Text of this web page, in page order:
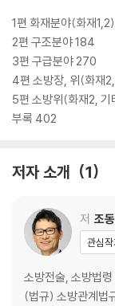
1편 화재분야(화재
2편 구조분야 184
3편 구급분야 270
4편 소방장, 위(화재
5편 소방위(화재2,
부록 402
저자 소개 1
저 조
관심
소방전술, 소방법령
(법규) 소방관계법규